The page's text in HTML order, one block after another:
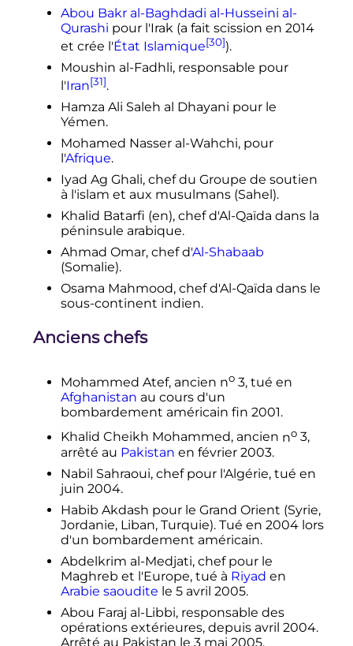
Abou Bakr al-Baghdadi al-Husseini al-
Qurashi pour l'Irak (a fait scission en 2014
et crée l'État Islamique[30]).
Moushin al-Fadhli, responsable pour
l'Iran[31].
Hamza Ali Saleh al Dhayani pour le
Yémen.
Mohamed Nasser al-Wahchi, pour
l'Afrique.
Iyad Ag Ghali, chef du Groupe de soutien
à l'islam et aux musulmans (Sahel).
Khalid Batarfi (en), chef d'Al-Qaïda dans la
péninsule arabique.
Ahmad Omar, chef d'Al-Shabaab
(Somalie).
Osama Mahmood, chef d'Al-Qaïda dans le
sous-continent indien.
Anciens chefs
Mohammed Atef, ancien no3, tué en
Afghanistan au cours d'un
bombardement américain fin 2001.
Khalid Cheikh Mohammed, ancien no3,
arrêté au Pakistan en février 2003.
Nabil Sahraoui, chef pour l'Algérie, tué en
juin 2004.
Habib Akdash pour le Grand Orient (Syrie,
Jordanie, Liban, Turquie). Tué en 2004 lors
d'un bombardement américain.
Abdelkrim al-Medjati, chef pour le
Maghreb et l'Europe, tué à Riyad en
Arabie saoudite le 5 avril 2005.
Abou Faraj al-Libbi, responsable des
opérations extérieures, depuis avril 2004.
Arrêté au Pakistan le 3 mai 2005.